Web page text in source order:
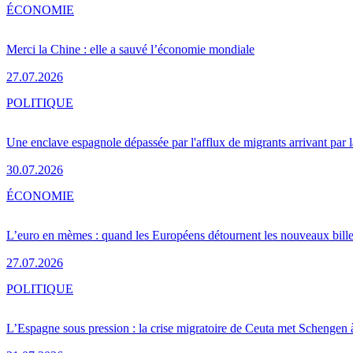
Merci la Chine : elle a sauvé l’économie mondiale
27.07.2026
ÉCONOMIE
Une enclave espagnole dépassée par l'afflux de migrants arrivant par
30.07.2026
POLITIQUE
L’euro en mèmes : quand les Européens détournent les nouveaux
27.07.2026
ÉCONOMIE
L’Espagne sous pression : la crise migratoire de Ceuta met Schengen
POLITIQUE